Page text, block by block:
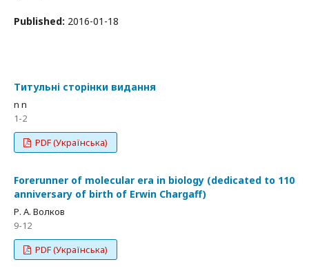
Published: 2016-01-18
Титульні сторінки видання
n n
1-2
PDF (Українська)
Forerunner of molecular era in biology (dedicated to 110
anniversary of birth of Erwin Chargaff)
Р. А. Волков
9-12
PDF (Українська)